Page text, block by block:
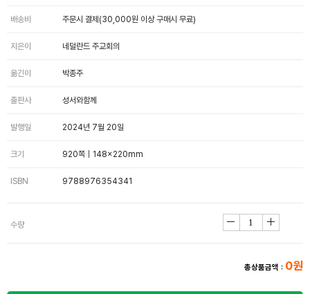
배송비 주문시 결제(30,000원 이상 구매시 무료)
지은이 네덜란드 주교회의
옮긴이 박종주
출판사 성서와함께
발행일 2024년 7월 20일
크기 920쪽｜148×220mm
ISBN 9788976354341
수량
총상품금액 : 0원